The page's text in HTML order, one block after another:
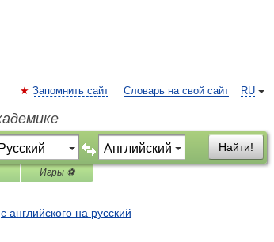
RU
Запомнить сайт Словарь на свой сайт
Найти!
Игры ⚽
с английского на русский